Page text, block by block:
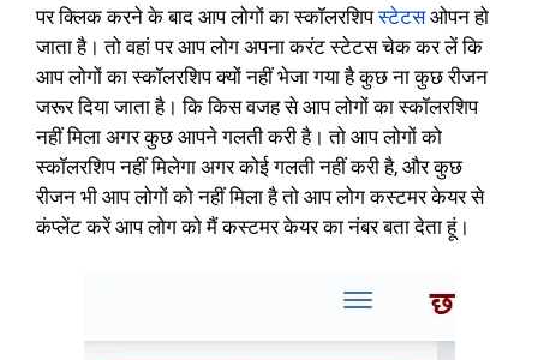
पर क्लिक करने के बाद आप लोगों का स्कॉलरशिपस्टेटसओपन हो
जाता है। तो वहां पर आप लोग अपना करंट स्टेटस चेक कर लें कि
आप लोगों का स्कॉलरशिप क्यों नहीं भेजा गया है कुछ ना कुछ रीजन
जरूर दिया जाता है। कि किस वजह से आप लोगों का स्कॉलरशिप
नहीं मिला अगर कुछ आपने गलती करी है। तो आप लोगों को
स्कॉलरशिप नहीं मिलेगा अगर कोई गलती नहीं करी है, और कुछ
रीजन भी आप लोगों को नहीं मिला है तो आप लोग कस्टमर केयर से
कंप्लेंट करें आप लोग को मैं कस्टमर केयर का नंबर बता देता हूं।